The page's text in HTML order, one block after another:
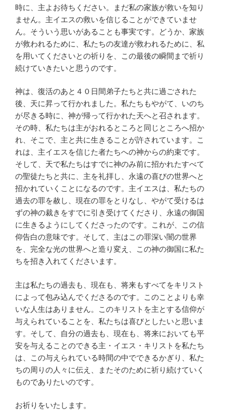
時に、主よお待ちください。まだ私の家族が救いを知り
ません。主イエスの救いを信じることができていませ
ん。そういう思いがあることも事実です。どうか、家族
が救われるために、私たちの友達が救われるために、私
を用いてくださいとの祈りを、この最後の瞬間まで祈り
続けていきたいと思うのです。
神は、復活のあと４０日間弟子たちと共に過ごされた
後、天に昇って行かれました。私たちもやがて、いのち
が尽きる時に、神が帰って行かれた天へと召されます。
その時、私たちは主がおれるところと同じところへ招か
れ、そこで、主と共に生きることが許されています。こ
れは、主イエスを信じた者たちへの神からの約束です。
そして、天で私たちはすでに神のみ前に招かれたすべて
の聖徒たちと共に、主を礼拝し、永遠の喜びの世界へと
招かれていくことになるのです。主イエスは、私たちの
過去の罪を赦し、現在の罪をとりなし、やがて受けるは
ずの神の裁きをすでに引き受けてくださり、永遠の御国
に生きるようにしてくださったのです。これが、この信
仰告白の意味です。そして、主はこの罪深い闇の世界
を、完全な光の世界へと造り変え、この神の御国に私た
ちを招き入れてくださいます。
主は私たちの過去も、現在も、将来もすべてをキリスト
によって包み込んでくださるのです。このことよりも幸
いな人生はありません。このキリストを主とする信仰が
与えられていることを、私たちは喜びとしたいと思いま
す。そして、自分の過去も、現在も、将来においても平
安を与えることのできる主・イエス・キリストを私たち
は、この与えられている時間の中でできるかぎり、私た
ちの周りの人々に伝え、またそのために祈り続けていく
ものでありたいのです。
お祈りをいたします。